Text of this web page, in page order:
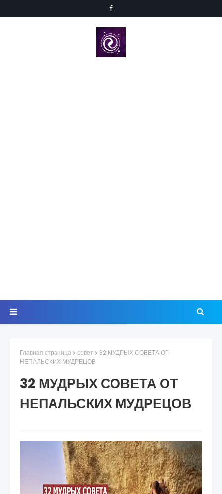
Главная страница совет
32 МУДРЫХ СОВЕТА ОТ
НЕПАЛЬСКИХ МУДРЕЦОВ
32 МУДРЫХ СОВЕТА ОТ
НЕПАЛЬСКИХ МУДРЕЦОВ